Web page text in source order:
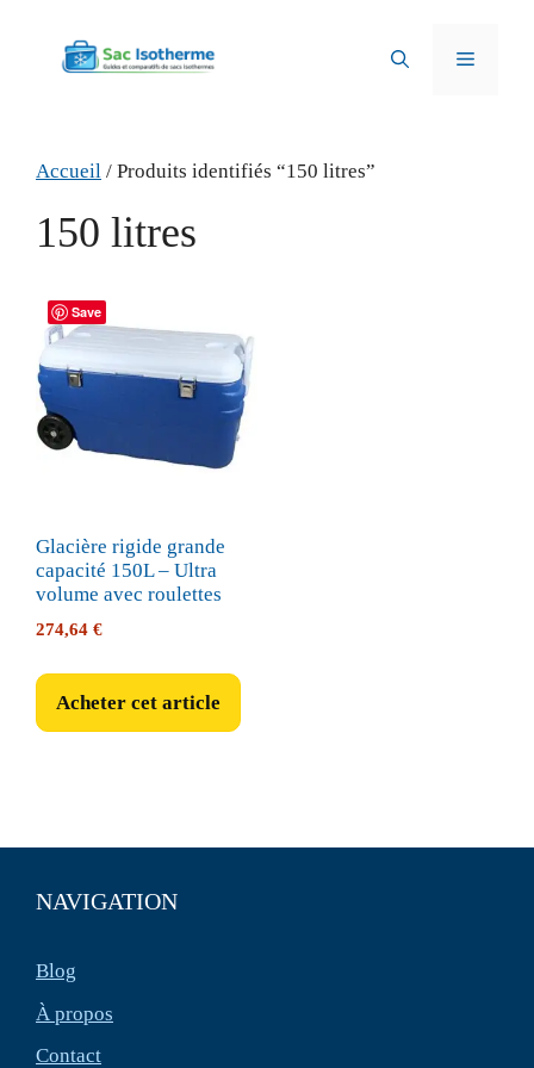
contenu
Menu
Accueil / Produits identifiés “150 litres”
150 litres
Save
Glacière rigide grande
capacité 150L – Ultra
volume avec roulettes
274,64 €
Acheter cet article
NAVIGATION
Blog
À propos
Contact